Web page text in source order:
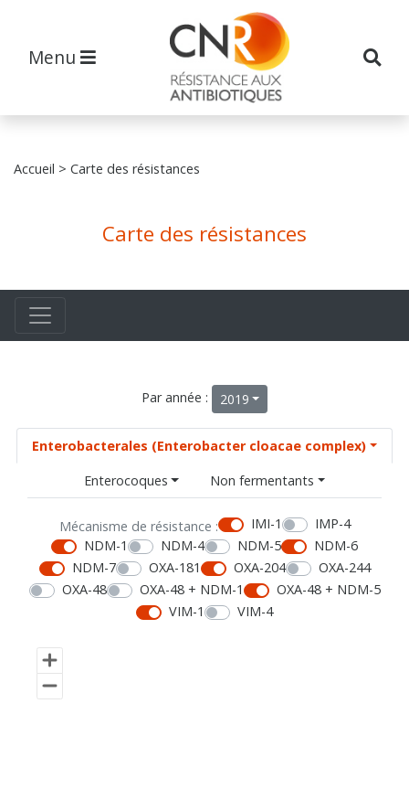
Menu
Accueil > Carte des résistances
Carte des résistances
Par année : 2019
Enterobacterales (Enterobacter cloacae complex)
Enterocoques
Non fermentants
Mécanisme de résistance : IMI-1
IMP-4
NDM-1
NDM-4 NDM-5
NDM-6
NDM-7
OXA-181 OXA-204
OXA-244
OXA-48
OXA-48 + NDM-1
OXA-48 + NDM-5
VIM-1
VIM-4